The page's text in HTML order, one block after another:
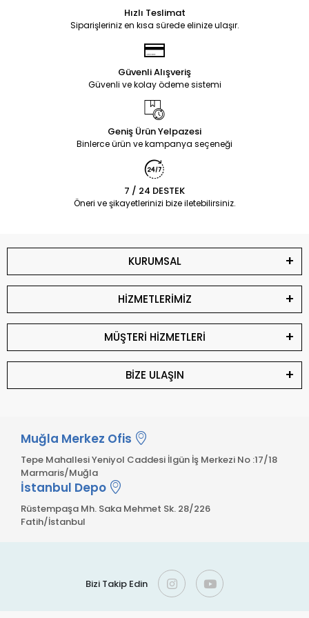
Hızlı Teslimat
Siparişleriniz en kısa sürede elinize ulaşır.
Güvenli Alışveriş
Güvenli ve kolay ödeme sistemi
Geniş Ürün Yelpazesi
Binlerce ürün ve kampanya seçeneği
7 / 24 DESTEK
Öneri ve şikayetlerinizi bize iletebilirsiniz.
KURUMSAL
HİZMETLERİMİZ
MÜŞTERİ HİZMETLERİ
BİZE ULAŞIN
Muğla Merkez Ofis
Tepe Mahallesi Yeniyol Caddesi İlgün İş Merkezi No :17/18
Marmaris/Muğla
İstanbul Depo
Rüstempaşa Mh. Saka Mehmet Sk. 28/226
Fatih/İstanbul
Bizi Takip Edin